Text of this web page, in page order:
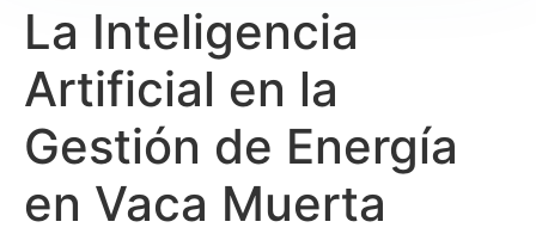
La Inteligencia
Artificial en la
Gestión de Energía
en Vaca Muerta